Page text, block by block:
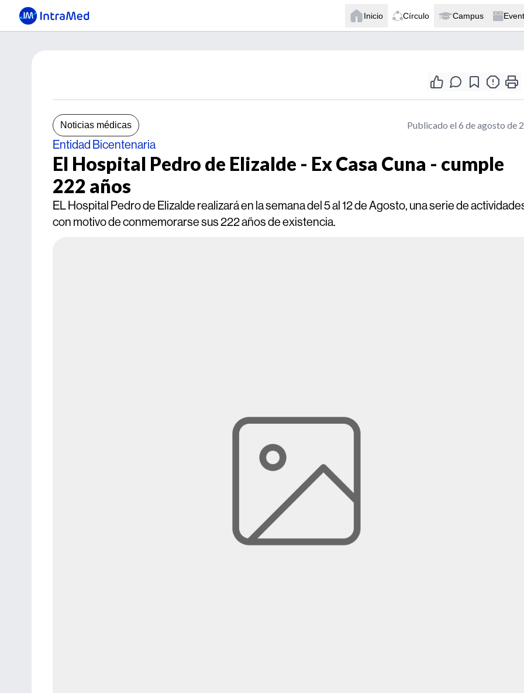
Inicio Círculo Campus
Noticias médicas Publicado el 6 de agosto de
Entidad Bicentenaria
El Hospital Pedro de Elizalde - Ex Casa Cuna - cumple
222 años
EL Hospital Pedro de Elizalde realizará en la semana del 5 al 12 de Agosto, una serie de
con motivo de conmemorarse sus 222 años de existencia.